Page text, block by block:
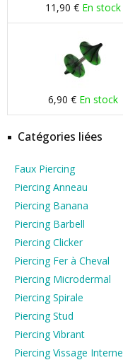
11,90 € En stock
6,90 € En stock
Catégories liées
Faux Piercing
Piercing Anneau
Piercing Banana
Piercing Barbell
Piercing Clicker
Piercing Fer à Cheval
Piercing Microdermal
Piercing Spirale
Piercing Stud
Piercing Vibrant
Piercing Vissage Interne